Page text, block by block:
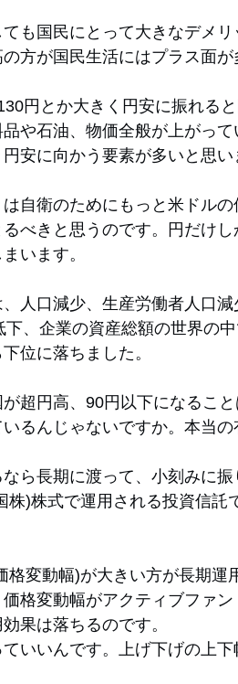
も国民にとって大きなデメ
方が国民生活にはプラス面が
円とか大きく円安に振れる
や石油、物価全般が上がって
安に向かう要素が多いと思い
自衛のためにもっと米ドル
べきと思うのです。円だけ
います。
人口減少、生産労働者人口
、企業の資産総額の世界の
位に落ちました。
超円高、90円以下になるこ
るんじゃないですか。本当の
ら長期に渡って、小刻みに
株)株式で運用される投資信託
変動幅)が大きい方が長期運
格変動幅がアクティブファ
果は落ちるのです。
いいんです。上げ下げの上